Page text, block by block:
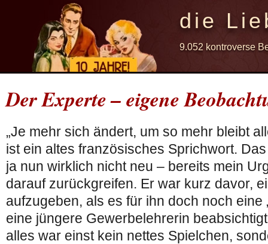
die
9.052 kontroverse
Der Experte – eigene
„Je mehr sich ändert, um so mehr bleibt
ist ein altes französisches Sprichwort.
ja nun wirklich nicht neu – bereits mein
darauf zurückgreifen. Er war kurz davor,
aufzugeben, als es für ihn doch noch eine
eine jüngere Gewerbelehrerin
alles war einst kein nettes Spielchen,